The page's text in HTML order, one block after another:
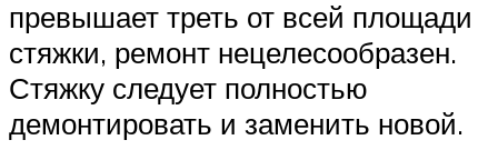
превышает треть от всей площади
стяжки, ремонт нецелесообразен.
Стяжку следует полностью
демонтировать и заменить новой.